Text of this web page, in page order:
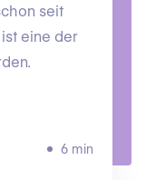
seit
eine der
6 min